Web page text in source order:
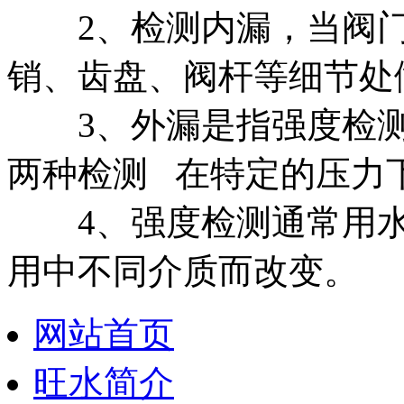
2、检测内漏，当阀门
销、齿盘、阀杆等细节
3、外漏是指强度检测
两种检测 在特定的压力
4、强度检测通常用水
用中不同介质而改变。
网站首页
旺水简介